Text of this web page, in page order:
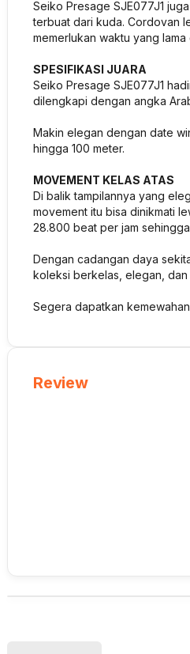
Seiko Presage SJE077J1
terbuat dari kuda. Cordovan
memerlukan waktu yang
SPESIFIKASI JUARA
Seiko Presage SJE077J1
dilengkapi dengan angka
Makin elegan dengan date
hingga 100 meter.
MOVEMENT KELAS ATAS
Di balik tampilannya yang
movement itu bisa dinikmati
28.800 beat per jam
Dengan cadangan daya
koleksi berkelas, elegan, dan
Segera dapatkan
Review